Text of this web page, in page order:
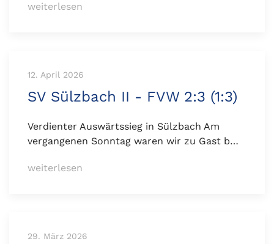
weiterlesen
12. April 2026
SV Sülzbach II - FVW 2:3 (1:3)
Verdienter Auswärtssieg in Sülzbach Am
vergangenen Sonntag waren wir zu Gast b…
weiterlesen
29. März 2026